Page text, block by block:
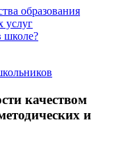
качеством
и